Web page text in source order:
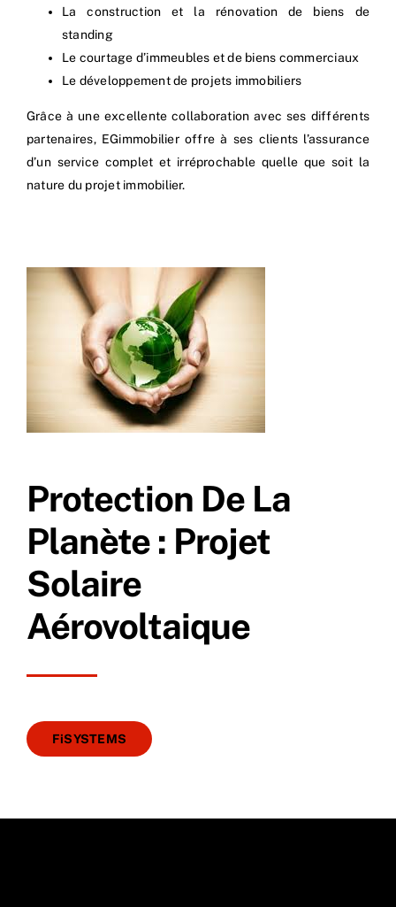
La construction et la rénovation de biens de
standing
Le courtage d’immeubles et de biens commerciaux
Le développement de projets immobiliers
Grâce à une excellente collaboration avec ses différents
partenaires, EGimmobilier offre à ses clients l’assurance
d’un service complet et irréprochable quelle que soit la
nature du projet immobilier.
Protection De La
Planète : Projet
Solaire
Aérovoltaique
FiSYSTEMS